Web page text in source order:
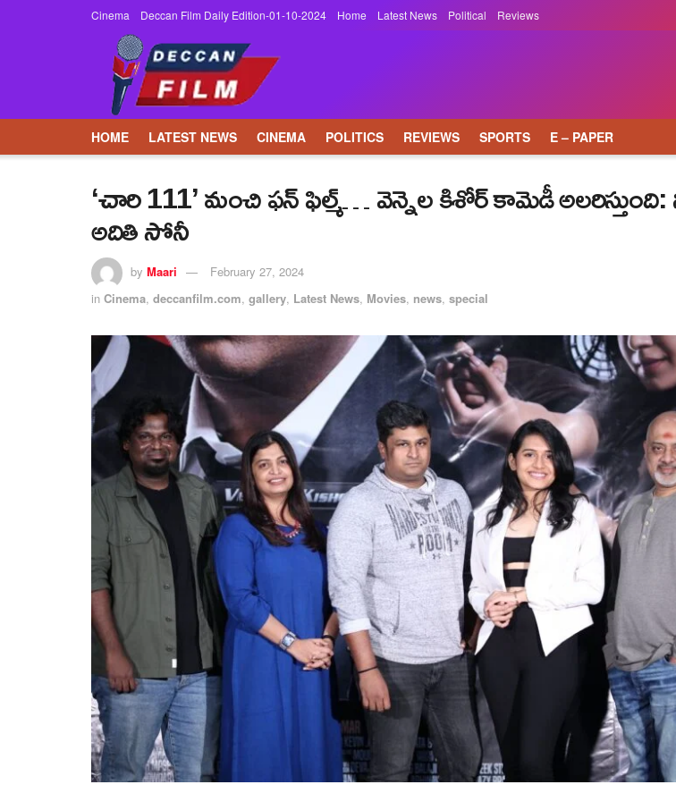
Cinema Deccan Film Daily Edition-01-10-2024 Home Latest News Political Reviews
HOME LATEST NEWS CINEMA POLITICS REVIEWS SPORTS E – PAPER
‘చారి 111’ మంచి ఫన్ ఫిల్మ్… వెన్నెల కిశోర్ కామెడీ
అదితి సోనీ
by Maari
February 27, 2024
in Cinema, deccanfilm.com, gallery, Latest News, Movies, news, special